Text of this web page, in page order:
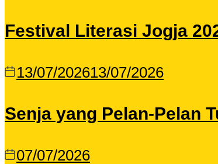
Festival Literasi Jogja
13/07/202613/07/2026
Senja yang Pelan-Pelan
07/07/2026